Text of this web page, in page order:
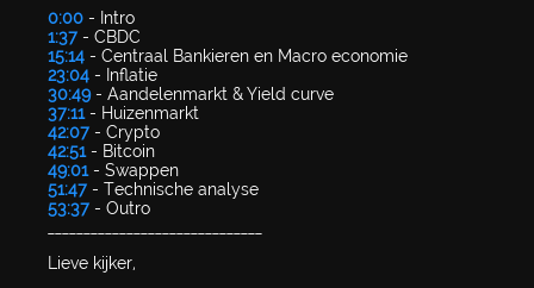
0:00 - Intro
1:37 - CBDC
15:14 - Centraal Bankieren en Macro economie
23:04 - Inflatie
30:49- Aandelenmarkt & Yield curve
37:11- Huizenmarkt
42:07 - Crypto
42:51- Bitcoin
49:01- Swappen
51:47 - Technische analyse
53:37 - Outro
Lieve kijker,